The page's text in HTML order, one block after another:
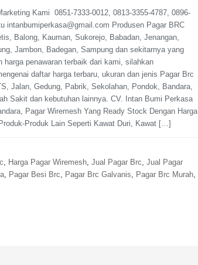
Kami 0851-7333-0012, 0813-3355-4787, 0896-
intanbumiperkasa@gmail.com Produsen Pagar BRC
Balong, Kauman, Sukorejo, Babadan, Jenangan,
Jambon, Badegan, Sampung dan sekitarnya yang
penawaran terbaik dari kami, silahkan
daftar harga terbaru, ukuran dan jenis Pagar Brc
Jalan, Gedung, Pabrik, Sekolahan, Pondok, Bandara,
Sakit dan kebutuhan lainnya. CV. Intan Bumi Perkasa
Pagar Wiremesh Yang Ready Stock Dengan Harga
Produk Lain Seperti Kawat Duri, Kawat […]
, Harga Pagar Wiremesh, Jual Pagar Brc, Jual Pagar
, Pagar Besi Brc, Pagar Brc Galvanis, Pagar Brc Murah,